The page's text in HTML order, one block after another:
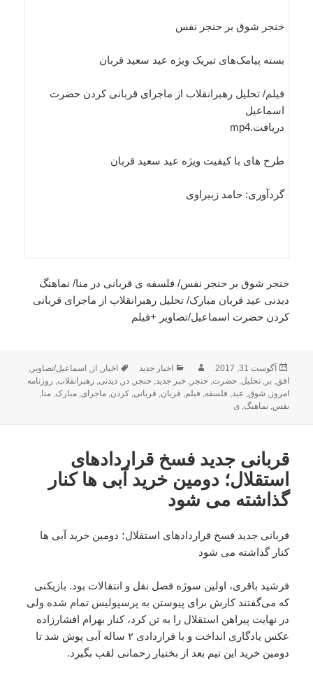
خنجر شوق بر حنجر نفس
بسته پیامک‌های تبریک ویژه عید سعید قربان
فیلم/ تحلیل رهبرانقلاب از ماجرای قربانی کردن حضرت
اسماعیل
دریافت.mp4
طرح های با کیفیت ویژه عید سعید قربان
گردآوری: حامد زبیراوی
خنجر شوق بر حنجر نفس/ فلسفه ی قربانی در منا/ نماهنگ
دیدنی عید قربان مبارک/ تحلیل رهبرانقلاب از ماجرای قربانی
کردن حضرت اسماعیل/تصاویر +فیلم
ارسال
شده
در
آگوست 31, 2017 نویسندهدسته‌ها
اخبار جدید برچسب‌ها
اخبار, از, اسماعیل/تصاویر,
افق,بر,تحلیل,حضرت,حنجر,خبر جدید,خنجر,در,دیدنی, رهبرانقلاب, روزنامه
امروز, شوق, عید, فلسفه, فیلم, قربان, قربانی,کردن,ماجرای,مبارک,منا,
نفس,نماهنگ,ی
قربانی جدید فسخ قراردادهای
استقلال؛ دومین خرید آبی ها کنار
گذاشته می شود
قربانی جدید فسخ قراردادهای استقلال؛ دومین خرید آبی ها
کنار گذاشته می شود
فرشید باقری، اولین سوژه فصل نقل و انتقالات بود. بازیکنی
که می‌گفتند کارش برای پیوستن به پرسپولیس تمام شده ولی
در نهایت پیراهن استقلال را به تن کرد، کنار بهرام افشارزاده
عکس یادگاری انداخت و با قراردادی ۲ ساله آبی پوش شد تا
دومین خرید این تیم بعد از بختیار رحمانی لقب بگیرد.